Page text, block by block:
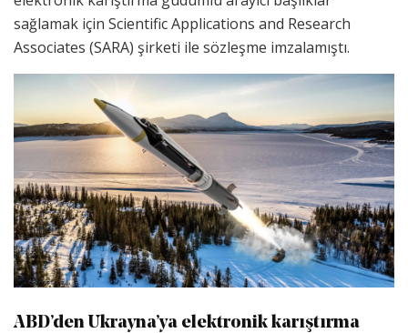
sağlamak için Scientific Applications and Research
Associates (SARA) şirketi ile sözleşme imzalamıştı.
ABD’den Ukrayna’ya elektronik karıştırma